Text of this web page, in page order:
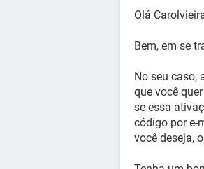
Olá
Bem, em se
No seu caso,
que você
se essa
código por e-
você deseja,